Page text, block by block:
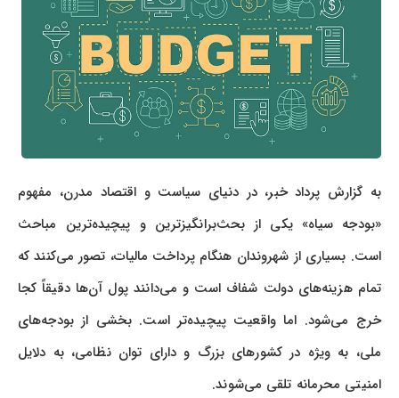
به گزارش پرداد خبر، در دنیای سیاست و اقتصاد مدرن، مفهوم
«بودجه سیاه» یکی از بحث‌برانگیزترین و پیچیده‌ترین مباحث
است. بسیاری از شهروندان هنگام پرداخت مالیات، تصور می‌کنند که
تمام هزینه‌های دولت شفاف است و می‌دانند پول آن‌ها دقیقاً کجا
خرج می‌شود. اما واقعیت پیچیده‌تر است. بخشی از بودجه‌های
ملی، به ویژه در کشورهای بزرگ و دارای توان نظامی، به دلایل
امنیتی محرمانه تلقی می‌شوند.